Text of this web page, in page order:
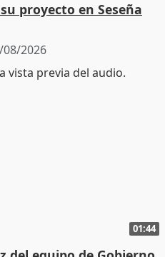
proyecto en Seseña
08/2026
01:44